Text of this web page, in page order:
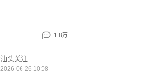
1.8万
汕头关注
2026-06-26 10:08